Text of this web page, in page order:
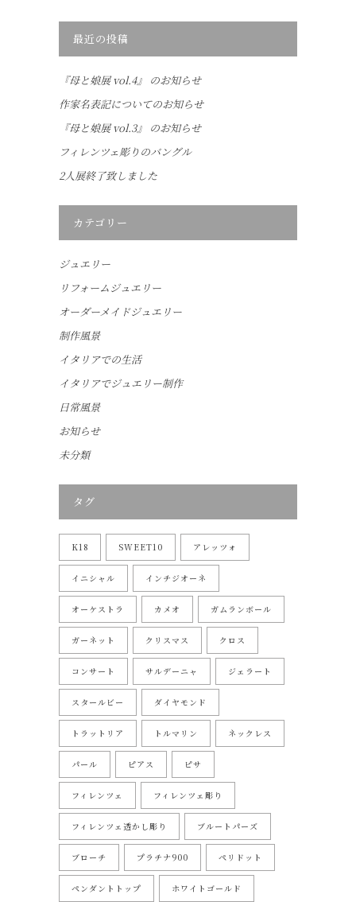
最近の投稿
『母と娘展 vol.4』 のお知らせ
作家名表記についてのお知らせ
『母と娘展 vol.3』 のお知らせ
フィレンツェ彫りのバングル
2人展終了致しました
カテゴリー
ジュエリー
リフォームジュエリー
オーダーメイドジュエリー
制作風景
イタリアでの生活
イタリアでジュエリー制作
日常風景
お知らせ
未分類
タグ
K18 SWEET10 アレッツォ
イニシャル インチジオーネ
オーケストラ カメオ ガムランボール
ガーネット クリスマス クロス
コンサート サルデーニャ ジェラート
スタールビー ダイヤモンド
トラットリア トルマリン ネックレス
パール ピアス ピサ
フィレンツェ フィレンツェ彫り
フィレンツェ透かし彫り ブルートパーズ
ブローチ プラチナ900 ペリドット
ペンダントトップ ホワイトゴールド